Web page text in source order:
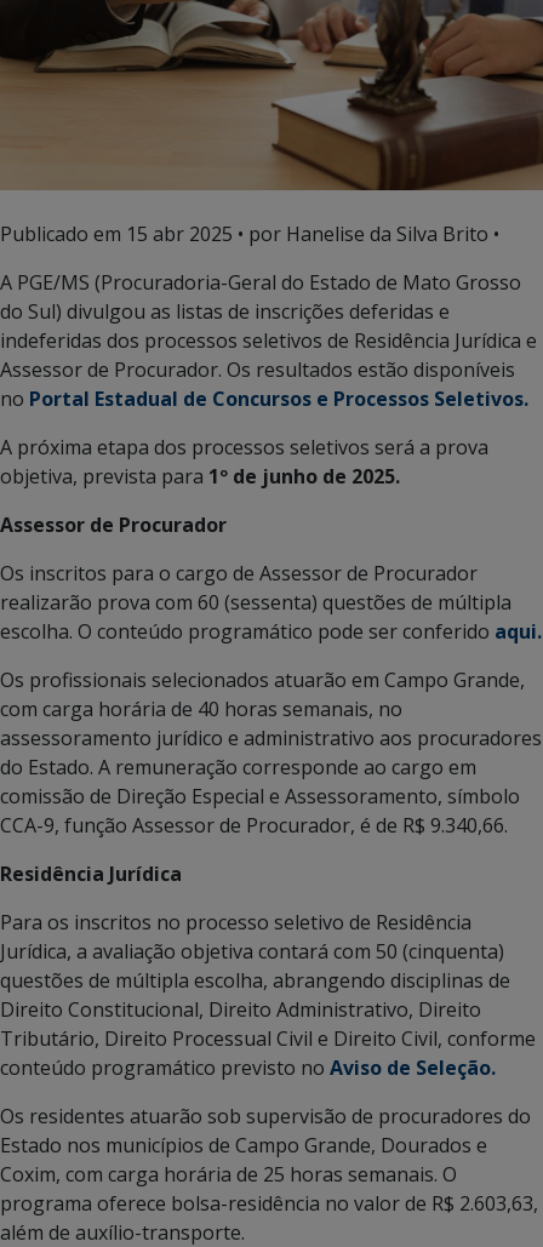
Publicado em 15 abr 2025 • por Hanelise da Silva Brito •
A PGE/MS (Procuradoria-Geral do Estado de Mato Grosso
do Sul) divulgou as listas de inscrições deferidas e
indeferidas dos processos seletivos de Residência Jurídica e
Assessor de Procurador. Os resultados estão disponíveis
no Portal Estadual de Concursos e Processos Seletivos.
A próxima etapa dos processos seletivos será a prova
objetiva, prevista para 1º de junho de 2025.
Assessor de Procurador
Os inscritos para o cargo de Assessor de Procurador
realizarão prova com 60 (sessenta) questões de múltipla
escolha. O conteúdo programático pode ser conferido aqui.
Os profissionais selecionados atuarão em Campo Grande,
com carga horária de 40 horas semanais, no
assessoramento jurídico e administrativo aos procuradores
do Estado. A remuneração corresponde ao cargo em
comissão de Direção Especial e Assessoramento, símbolo
CCA-9, função Assessor de Procurador, é de R$ 9.340,66.
Residência Jurídica
Para os inscritos no processo seletivo de Residência
Jurídica, a avaliação objetiva contará com 50 (cinquenta)
questões de múltipla escolha, abrangendo disciplinas de
Direito Constitucional, Direito Administrativo, Direito
Tributário, Direito Processual Civil e Direito Civil, conforme
conteúdo programático previsto no Aviso de Seleção.
Os residentes atuarão sob supervisão de procuradores do
Estado nos municípios de Campo Grande, Dourados e
Coxim, com carga horária de 25 horas semanais. O
programa oferece bolsa-residência no valor de R$ 2.603,63,
além de auxílio-transporte.